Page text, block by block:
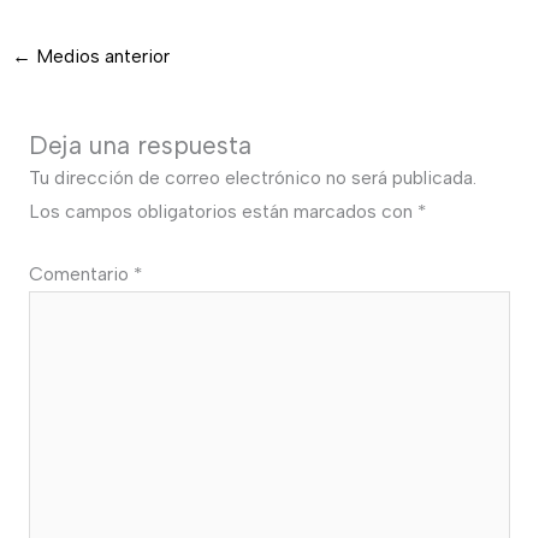
← Medios anterior
Deja una respuesta
Tu dirección de correo electrónico no será publicada.
Los campos obligatorios están marcados con *
Comentario *